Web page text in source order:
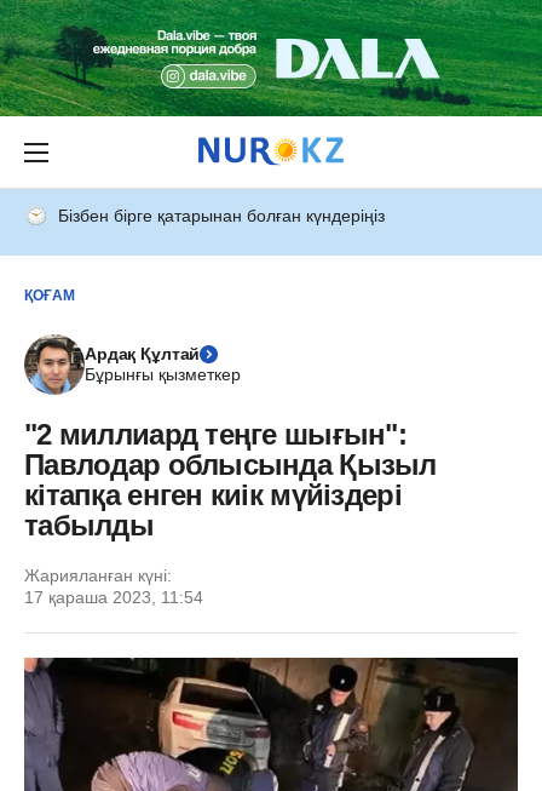
Бізбен бірге қатарынан болған күндеріңіз
ҚОҒАМ
Ардақ Құлтай
Бұрынғы қызметкер
"2 миллиард теңге шығын":
Павлодар облысында Қызыл
кітапқа енген киік мүйіздері
табылды
Жарияланған күні:
17 қараша 2023, 11:54